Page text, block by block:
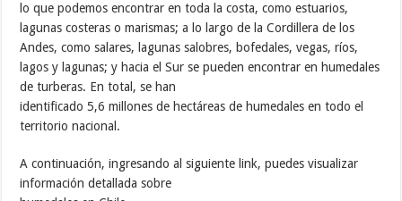
lo que podemos encontrar en toda la costa, como estuarios,
lagunas costeras o marismas; a lo largo de la Cordillera de los
Andes, como salares, lagunas salobres, bofedales, vegas, ríos,
lagos y lagunas; y hacia el Sur se pueden encontrar en humedales
de turberas. En total, se han
identificado 5,6 millones de hectáreas de humedales en todo el
territorio nacional.
A continuación, ingresando al siguiente link, puedes visualizar
información detallada sobre